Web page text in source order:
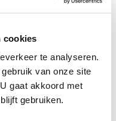
cookies
te analyseren.
van onze site
gaat akkoord met
gebruiken.
verschillende
kosten 25 euro per
euro aan producten.
TRENDS